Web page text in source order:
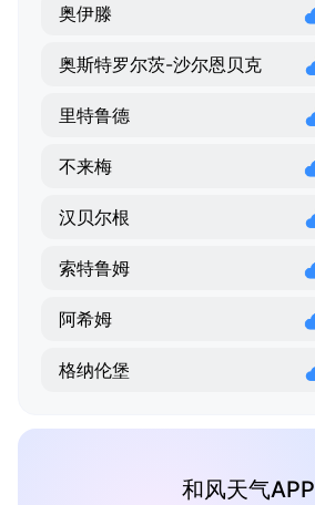
奥伊滕
奥斯特罗尔茨-沙尔恩贝克
里特鲁德
不来梅
汉贝尔根
索特鲁姆
阿希姆
格纳伦堡
和风天气APP